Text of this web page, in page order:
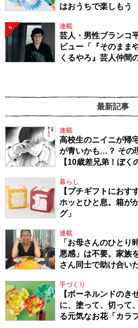
はおうちで楽しもう
5 連載
芸人・男性ブランコ
ビュー「『そのまま
くるやろ』芸人仲間
最新記事
連載
高校生のニイニが帰
が青いかも…？ その
【10歳差兄弟！ぼく
暮らし
【プチギフトにおす
ホッとひと息。箱が
グ」
連載
「お母さんのひとり
悪感」は不要。家族
さん同士で助け合い
手づくり
【ボーネルンドのき
に、塗って、切って
る元気なお花「カラ